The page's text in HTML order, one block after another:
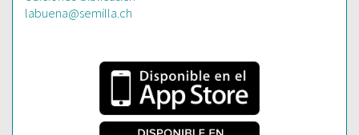
labuena@semilla.ch